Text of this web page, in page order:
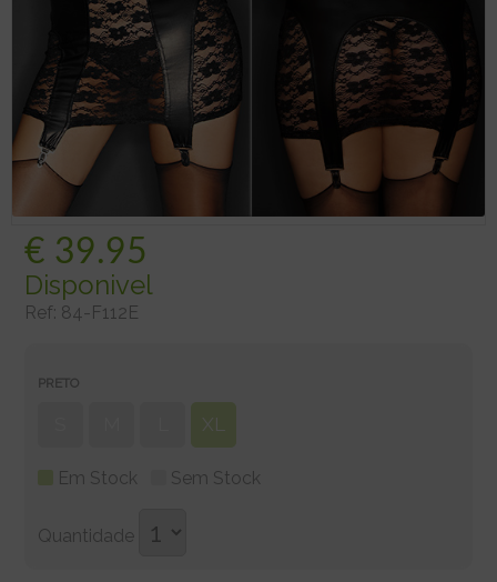
€ 39.95
Disponivel
Ref: 84-F112E
PRETO
XL
Em Stock Sem Stock
Quantidade